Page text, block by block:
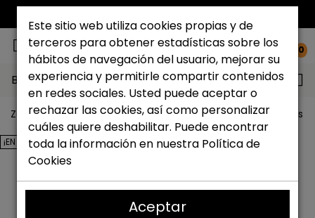
0
Buscar...
Zapateria Catchalot Outlet zapatos Outlet zapatos
¡EN OFERTA!
Este sitio web utiliza cookies propias y de
terceros para obtener estadísticas sobre los
hábitos de navegación del usuario, mejorar su
experiencia y permitirle compartir contenidos
en redes sociales. Usted puede aceptar o
rechazar las cookies, así como personalizar
cuáles quiere deshabilitar. Puede encontrar
toda la información en nuestra Política de
Cookies
Aceptar